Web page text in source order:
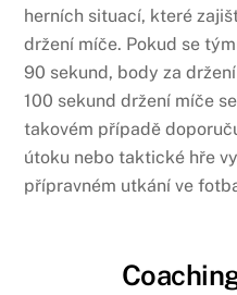
herních situací, které
držení míče. Pokud se
90 sekund, body za
100 sekund držení míče
takovém případě
útoku nebo taktické hře
přípravném utkání ve